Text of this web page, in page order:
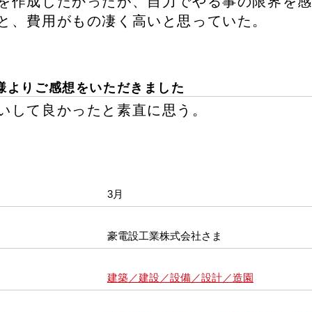
、費用がもの凄く高いと思っていた。
よりご感想をいただきました
して良かったと素直に思う。
3月
豪電設工業株式会社さま
建築／建設／設備／設計／造園